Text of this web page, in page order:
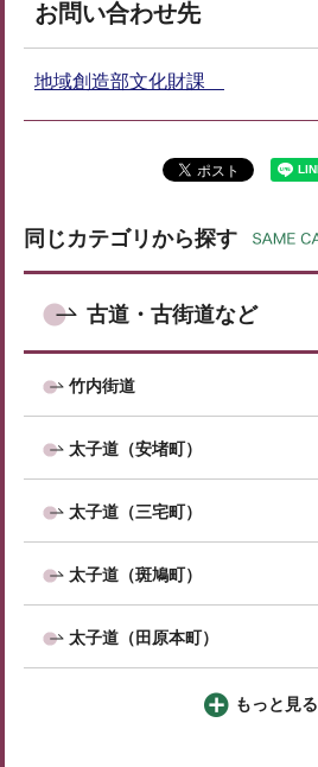
お問い合わせ先
地域創造部文化財課
同じカテゴリから探す
古道・古街道など
竹内街道
太子道（安堵町）
太子道（三宅町）
太子道（斑鳩町）
太子道（田原本町）
もっと見る